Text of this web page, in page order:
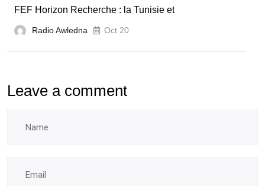
FEF Horizon Recherche : la Tunisie et
Radio Awledna Oct 20
Leave a comment